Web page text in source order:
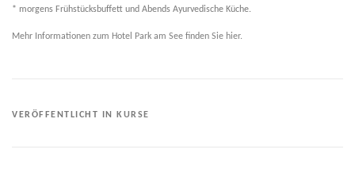
* morgens Frühstücksbuffett und Abends Ayurvedische Küche.
Mehr Informationen zum Hotel Park am See finden Sie hier.
VERÖFFENTLICHT IN KURSE